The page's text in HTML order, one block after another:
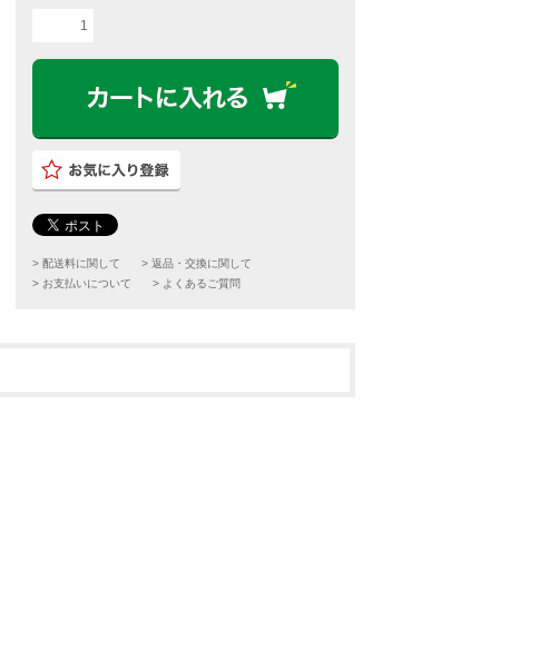
> 配送料に関して
> 返品・交換に関して
> お支払いについて
> よくあるご質問